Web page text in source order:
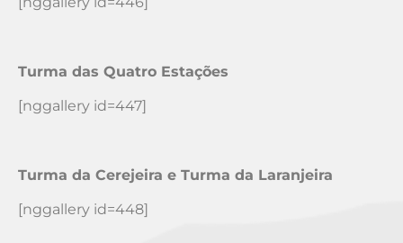
Turma das Quatro Estações
[nggallery id=447]
Turma da Cerejeira e Turma da Laranjeira
[nggallery id=448]